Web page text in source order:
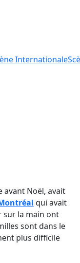
Internationale
avant Noël, avait
qui avait
sur la main ont
sont dans le
plus difficile